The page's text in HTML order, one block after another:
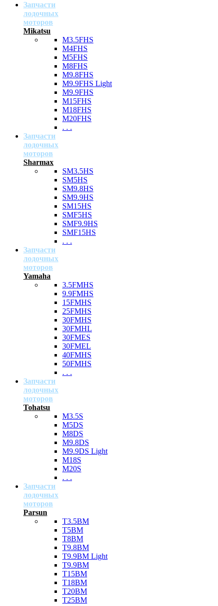
Запчасти
лодочных
моторов
Mikatsu
M3.5FHS
M4FHS
M5FHS
M8FHS
M9.8FHS
M9.9FHS Light
M9.9FHS
M15FHS
M18FHS
M20FHS
. . .
Запчасти
лодочных
моторов
Sharmax
SM3.5HS
SM5HS
SM9.8HS
SM9.9HS
SM15HS
SMF5HS
SMF9.9HS
SMF15HS
. . .
Запчасти
лодочных
моторов
Yamaha
3.5FMHS
9.9FMHS
15FMHS
25FMHS
30FMHS
30FMHL
30FMES
30FMEL
40FMHS
50FMHS
. . .
Запчасти
лодочных
моторов
Tohatsu
M3.5S
M5DS
M8DS
M9.8DS
M9.9DS Light
M18S
M20S
. . .
Запчасти
лодочных
моторов
Parsun
T3.5BM
T5BM
T8BM
T9.8BM
T9.9BM Light
T9.9BM
T15BM
T18BM
T20BM
T25BM